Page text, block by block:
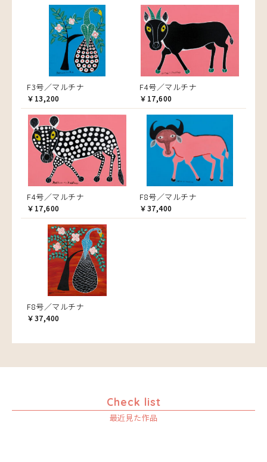
F3号／マルチナ
￥13,200
F4号／マルチナ
￥17,600
F4号／マルチナ
￥17,600
F8号／マルチナ
￥37,400
F8号／マルチナ
￥37,400
Check list
最近見た作品